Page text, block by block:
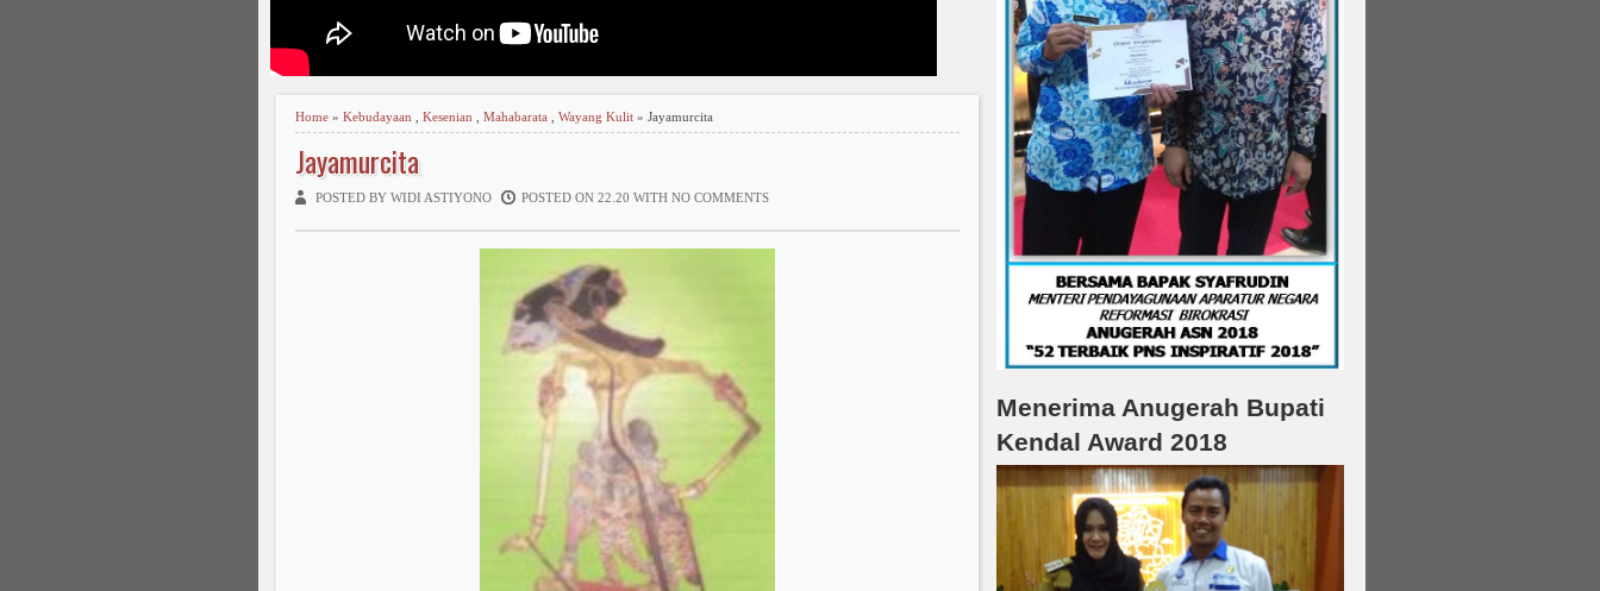
Home » Kebudayaan Kesenian Mahabarata Wayang Kulit » Jayamurcita
Jayamurcita
POSTED BY WIDI ASTIYONO POSTED ON 22.20 WITH NO COMMENTS
Menerima Anugerah Bupati
Kendal Award 2018